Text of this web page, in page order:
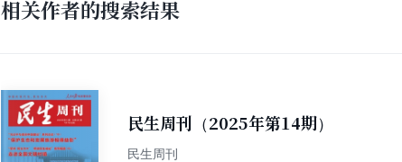
相关作者的搜索结果
民生周刊（2025年第14期）
民生周刊